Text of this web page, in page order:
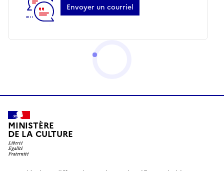
Envoyer un courriel
MINISTÈRE
DE LA CULTURE